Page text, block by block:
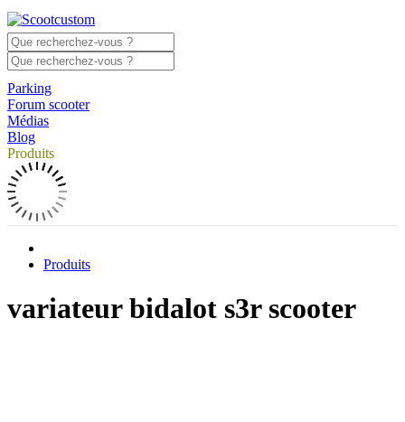
Parking
Forum scooter
Médias
Blog
Produits
Produits
variateur bidalot s3r scooter